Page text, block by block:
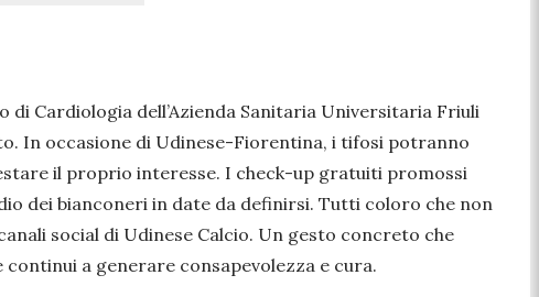
Cardiologia dell’Azienda Sanitaria Universitaria Friuli
In occasione di Udinese-Fiorentina, i tifosi potranno
il proprio interesse. I check-up gratuiti promossi
dei bianconeri in date da definirsi. Tutti coloro che non
social di Udinese Calcio. Un gesto concreto che
a generare consapevolezza e cura.